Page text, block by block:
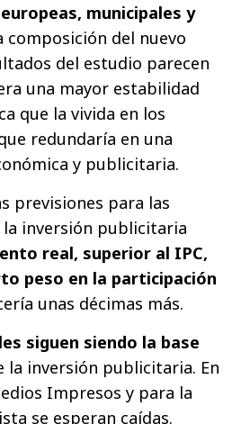
municipales y
composición del nuevo
del estudio parecen
una mayor estabilidad
que la vivida en los
redundaría en una
y publicitaria.
previsiones para las
la inversión publicitaria
real, superior al IPC,
peso en la participación
unas décimas más.
siguen siendo la base
la inversión publicitaria. En
Impresos y para la
se esperan caídas.